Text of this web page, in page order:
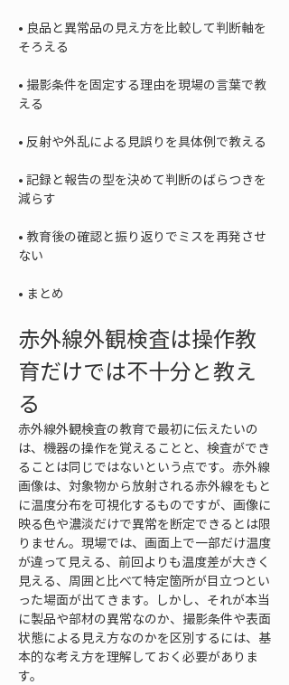
• 良品と異常品の見え方を比較して判断軸を
• 撮影条件を固定する理由を現場の言葉で教
•
• 記録と報告の型を決めて判断のばらつきを
• 教育後の確認と振り返りでミスを再発させ
• まとめ
赤外線外観検査は操作教
育だけでは不十分と教え
る
赤外線外観検査の教育で最初に伝えたいの
は、機器の操作を覚えることと、検査ができ
ることは同じではないという点です。赤外線
画像は、対象物から放射される赤外線をもと
に温度分布を可視化するものですが、画像に
映る色や濃淡だけで異常を断定できるとは限
りません。現場では、画面上で一部だけ温度
が違って見える、前回よりも温度差が大きく
見える、周囲と比べて特定箇所が目立つとい
った場面が出てきます。しかし、それが本当
に製品や部材の異常なのか、撮影条件や表面
状態による見え方なのかを区別するには、基
本的な考え方を理解しておく必要がありま
す。